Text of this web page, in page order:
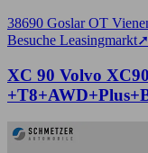
38690 Goslar OT
Besuche Leasingmarkt➚
XC 90 Volvo XC90